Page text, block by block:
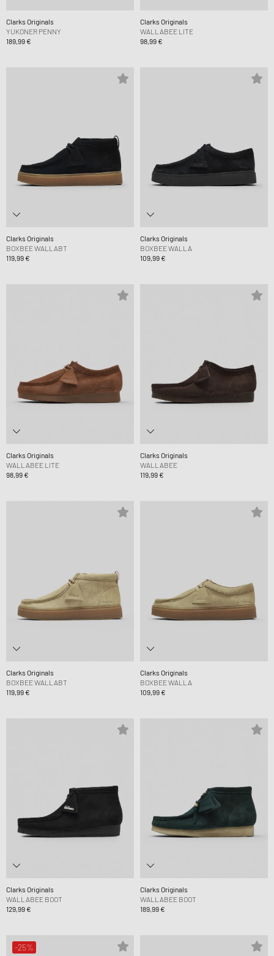
Clarks Originals
YUKONER PENNY
189,99 €
Clarks Originals
WALLABEE LITE
98,99 €
Clarks Originals
BOXBEE WALLABT
119,99 €
Clarks Originals
BOXBEE WALLA
109,99 €
Clarks Originals
WALLABEE LITE
98,99 €
Clarks Originals
WALLABEE
119,99 €
Clarks Originals
BOXBEE WALLABT
119,99 €
Clarks Originals
BOXBEE WALLA
109,99 €
Clarks Originals
WALLABEE BOOT
129,99 €
Clarks Originals
WALLABEE BOOT
189,99 €
-25%